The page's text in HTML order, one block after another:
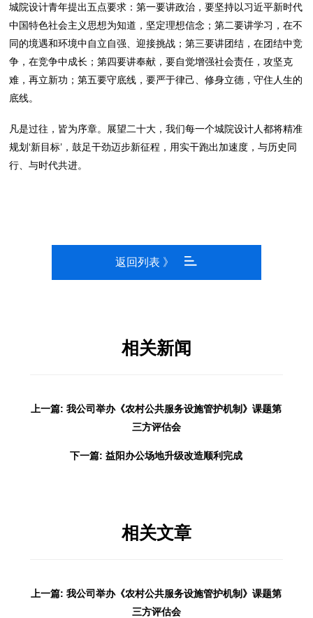
城院设计青年提出五点要求：第一要讲政治，要坚持以习近平新时代
中国特色社会主义思想为知道，坚定理想信念；第二要讲学习，在不
同的境遇和环境中自立自强、迎接挑战；第三要讲团结，在团结中竞
争，在竞争中成长；第四要讲奉献，要自觉增强社会责任，攻坚克
难，再立新功；第五要守底线，要严于律己、修身立德，守住人生的
底线。
凡是过往，皆为序章。展望二十大，我们每一个城院设计人都将精准
规划‘新目标’，鼓足干劲迈步新征程，用实干跑出加速度，与历史同
行、与时代共进。
返回列表 》
相关新闻
上一篇: 我公司举办《农村公共服务设施管护机制》课题第
三方评估会
下一篇: 益阳办公场地升级改造顺利完成
相关文章
上一篇: 我公司举办《农村公共服务设施管护机制》课题第
三方评估会